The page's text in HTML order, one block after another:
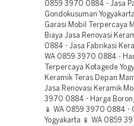
0859 3970 0884 - Jasa
Gondokusuman
Garasi Mobil Terpercaya
Biaya Jasa Renovasi
0884 - Jasa Fabrikasi
WA 0859 3970 0884 -
Terpercaya Kotagede
Keramik Teras Depan
Jasa Renovasi Keramik
3970 0884 - Harga
📱 WA 0859 3970 0884 - Order Keramik Kombinasi Murah Kotagede Yogyakarta 📱 WA 0859 3970 0884 - Biaya Jasa Renovasi Keramik Carport Terpercaya Gondokusuman Yogyakarta 📱 WA 0859 3970 0884 - Biaya Yang Diperlukan Untuk Pemasangan Keramik Teras Depan Murah Gondokusuman Yogyakarta 📱 WA 0859 3970 0884 - Jasa Pasang Keramik Vertikal Terpercaya Ngampilan Yogyakarta 📱 WA 0859 3970 0884 - Jasa Pasang Keramik Per Meter Murah Tegalrejo Yogyakarta 📱 WA 0859 3970 0884 - Biaya Borongan Renovasi Keramik Dinding Pakualaman Yogyakarta 📱 WA 0859 3970 0884 - Jasa Tukang Pasang Keramik Vertikal Umbulharjo Yogyakarta 📱 WA 0859 3970 0884 - Biaya Borongan Renovasi Keramik Per Meter Jetis Yogyakarta 📱 WA 0859 3970 0884 - Jasa Pasang Keramik Lantai 2 Terpercaya Mantrijeron Yogyakarta 📱 WA 0859 3970 0884 - Jasa Pasang Keramik Tangga Murah Wirobrajan Yogyakarta 📱 WA 0859 3970 0884 - Harga Jasa Borongan Pasang Keramik Granit Murah Umbulharjo Yogyakarta 📱 WA 0859 3970 0884 - Biaya Yang Diperlukan Untuk Pemasangan Keramik Anak Tangga Terpercaya Mantrijeron Yogyakarta 📱 WA 0859 3970 0884 - Biaya Jasa Renovasi Keramik Meja Dapur Gondokusuman Yogyakarta 📱 WA 0859 3970 0884 - Jasa Borongan Keramik Motif Garis Terpercaya Mergangsan Yogyakarta 📱 WA 0859 3970 0884 - Jasa Buat Keramik 2 Warna Kotagede Yogyakarta 📱 WA 0859 3970 0884 - Harga Jasa Borongan Pasang Keramik Kombinasi Terpercaya Gedongtengen Yogyakarta 📱 WA 0859 3970 0884 - Order Keramik Kopong Gedongtengen Yogyakarta 📱 WA 0859 3970 0884 - Biaya Borongan Renovasi Keramik Dinding Murah Kotagede Yogyakarta 📱 WA 0859 3970 0884 - Jasa Pasang Keramik Lantai 2 Umbulharjo Yogyakarta 📱 WA 0859 3970 0884 - Harga Jasa Borongan Pasang Keramik Per Meter Umbulharjo Yogyakarta 📱 WA 0859 3970 0884 - Harga Jasa Borongan Pasang Keramik Granit Gedongtengen Yogyakarta 📱 WA 0859 3970 0884 - Fee Pasang Keramik Model Catur Murah Yogyakarta 📱 WA 0859 3970 0884 - Estimasi Biaya Pasang Keramik Dinding Wirobrajan Yogyakarta 📱 WA 0859 3970 0884 - Harga Jasa Tukang Pasang Keramik Vertikal Terpercaya Danurejan Yogyakarta 📱 WA 0859 3970 0884 - Jasa Fabrikasi Keramik Granit Mergangsan Yogyakarta 📱 WA 0859 3970 0884 - Order Keramik Model Catur Terpercaya Gondokusuman Yogyakarta 📱 WA 0859 3970 0884 - Jasa Fabrikasi Keramik Wastafel Murah Pakualaman Yogyakarta 📱 WA 0859 3970 0884 - Biaya Borong Pasang Keramik Kopong Murah Pakualaman Yogyakarta 📱 WA 0859 3970 0884 - Rincian Biaya Pasang Keramik Lantai 2 Terpercaya Gedongtengen Yogyakarta 📱 WA 0859 3970 0884 - Biaya Jasa Renovasi Keramik Wastafel Terpercaya Kraton Yogyakarta 📱 WA 0859 3970 0884 - Harga Jasa Borongan Pasang Keramik Model Catur Murah Ngampilan Yogyakarta 📱 WA 0859 3970 0884 - Jasa Buat Keramik Granit Murah Kraton Yogyakarta 📱 WA 0859 3970 0884 - Order Keramik Motif Garis Terpercaya Ngampilan Yogyakarta 📱 WA 0859 3970 0884 - Biaya Borong Pasang Keramik Lantai 2 Terpercaya Tegalrejo Yogyakarta 📱 WA 0859 3970 0884 - Jasa Tukang Pasang Keramik Granit Terpercaya Ngampilan Yogyakarta 📱 WA 0859 3970 0884 - Jasa Pasang Keramik Motif Garis Mergangsan Yogyakarta 📱 WA 0859 3970 0884 - Biaya Borong Pasang Keramik Dinding Kamar Mandi Yogyakarta 📱 WA 0859 3970 0884 - Biaya Borong Pasang Keramik Tangga Per Meter Terpercaya Pakualaman Yogyakarta 📱 WA 0859 3970 0884 - Fee Pasang Keramik Lantai 2 Murah Umbulharjo Yogyakarta 📱 WA 0859 3970 0884 - Biaya Yang Diperlukan Untuk Pemasangan Keramik Motif Garis Terpercaya Jetis Yogyakarta 📱 WA 0859 3970 0884 - Harga Jasa Borongan Pasang Keramik 2 Warna Terpercaya Kotagede Yogyakarta 📱 WA 0859 3970 0884 - Fee Pasang Keramik Wastafel Murah Kotagede Yogyakarta 📱 WA 0859 3970 0884 -